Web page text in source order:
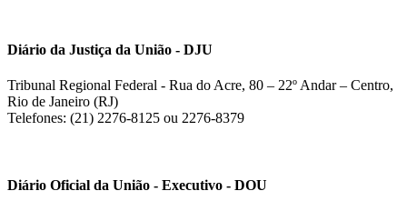
Diário da Justiça da União - DJU
Tribunal Regional Federal - Rua do Acre, 80 – 22º Andar – Centro,
Rio de Janeiro (RJ)
Telefones: (21) 2276-8125 ou 2276-8379
Diário Oficial da União - Executivo - DOU